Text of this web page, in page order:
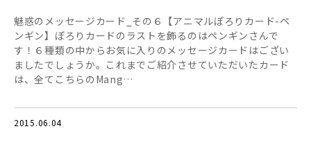
魅惑のメッセージカード_その６【アニマルぽろりカード-ペ
ンギン】ぽろりカードのラストを飾るのはペンギンさんで
す！６種類の中からお気に入りのメッセージカードはござい
ましたでしょうか。これまでご紹介させていただいたカード
は、全てこちらのMang…
2015.06.04